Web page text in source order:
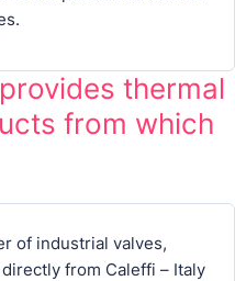
thermal
from which
of industrial valves,
from Caleffi – Italy